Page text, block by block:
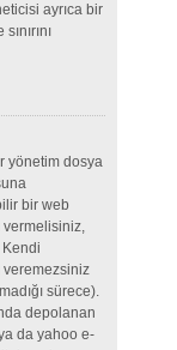
ayrıca bir
yönetim dosya
bir web
vermelisiniz,
veremezsiniz
sürece).
depolanan
da yahoo e-